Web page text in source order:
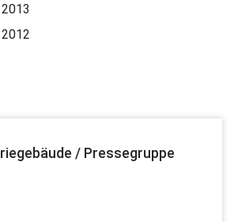
/ Pressegruppe